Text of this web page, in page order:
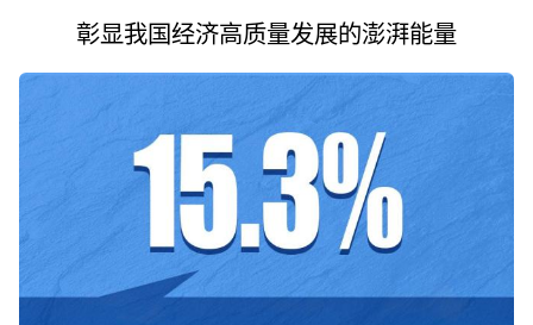
彰显我国经济高质量发展的澎湃能量